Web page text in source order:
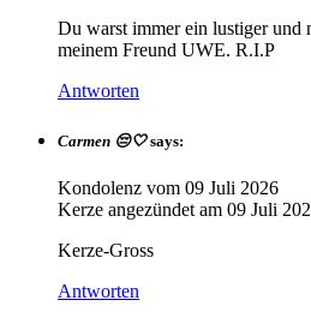
Du warst immer ein lustiger und
meinem Freund UWE. R.I.P
Antworten
Carmen 😔🤍 says:
Kondolenz vom 09 Juli 2026
Kerze angezündet am 09 Juli
Kerze-Gross
Antworten